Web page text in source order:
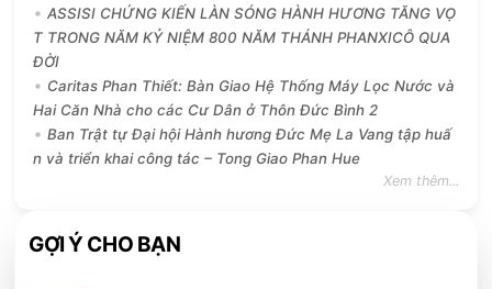
ASSISI CHỨNG KIẾN LÀN SÓNG HÀNH HƯƠNG TĂNG VỌ
T TRONG NĂM KỶ NIỆM 800 NĂM THÁNH PHANXICÔ QUA
ĐỜI
Caritas Phan Thiết: Bàn Giao Hệ Thống Máy Lọc Nước và
Hai Căn Nhà cho các Cư Dân ở Thôn Đức Bình 2
Ban Trật tự Đại hội Hành hương Đức Mẹ La Vang tập huấ
n và triển khai công tác – Tong Giao Phan Hue
Xem thêm...
GỢI Ý CHO BẠN